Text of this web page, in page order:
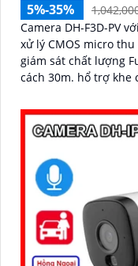
5%-35%
Camera DH-F3D-PV
xử lý CMOS micro
giám sát chất lượng
cách 30m. hổ trợ khe cắm thẻ nhớ Micro SD 256GB công